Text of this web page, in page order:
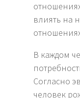
влиять на
В каждом
Согласно
человек